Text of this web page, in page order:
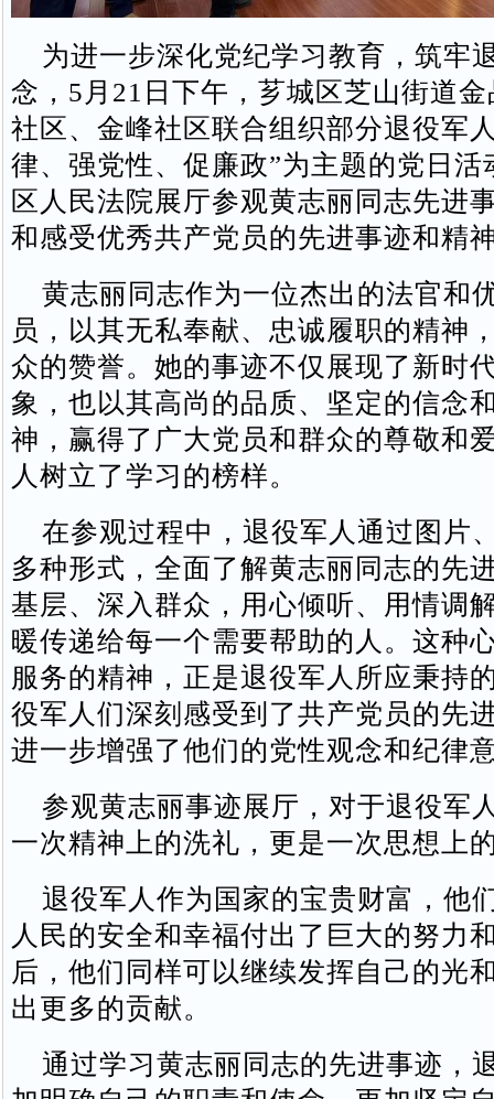
为进一步深化党纪学习教育，筑牢
念，5月21日下午，芗城区芝山街道
社区、金峰社区联合组织部分退役军
律、强党性、促廉政”为主题的党日活
区人民法院展厅参观黄志丽同志先进
和感受优秀共产党员的先进事迹和精
黄志丽同志作为一位杰出的法官和
员，以其无私奉献、忠诚履职的精神
众的赞誉。她的事迹不仅展现了新时
象，也以其高尚的品质、坚定的信念
神，赢得了广大党员和群众的尊敬和
人树立了学习的榜样。
在参观过程中，退役军人通过图片
多种形式，全面了解黄志丽同志的先
基层、深入群众，用心倾听、用情调
暖传递给每一个需要帮助的人。这种
服务的精神，正是退役军人所应秉持
役军人们深刻感受到了共产党员的先
进一步增强了他们的党性观念和纪律
参观黄志丽事迹展厅，对于退役军
一次精神上的洗礼，更是一次思想上
退役军人作为国家的宝贵财富，他
人民的安全和幸福付出了巨大的努力
后，他们同样可以继续发挥自己的光
出更多的贡献。
通过学习黄志丽同志的先进事迹，